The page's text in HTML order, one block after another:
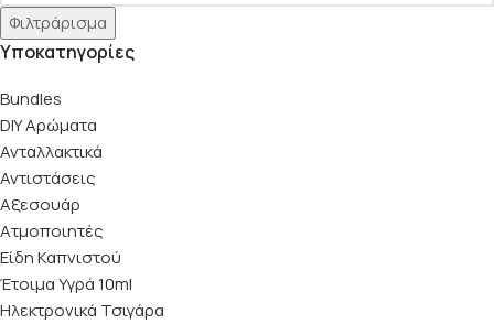
Φιλτράρισμα
Υποκατηγορίες
Bundles
DIY Αρώματα
Ανταλλακτικά
Αντιστάσεις
Αξεσουάρ
Ατμοποιητές
Είδη Καπνιστού
Έτοιμα Υγρά 10ml
Ηλεκτρονικά Τσιγάρα